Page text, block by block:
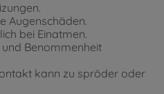
Augenschäden.
bei Einatmen.
Benommenheit
kann zu spröder oder